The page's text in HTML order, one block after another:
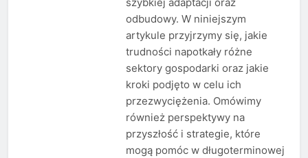
odbudowy. W niniejszym
artykule przyjrzymy się, jakie
trudności napotkały różne
sektory gospodarki oraz jakie
kroki podjęto w celu ich
przezwyciężenia. Omówimy
również perspektywy na
przyszłość i strategie, które
mogą pomóc w długoterminowej